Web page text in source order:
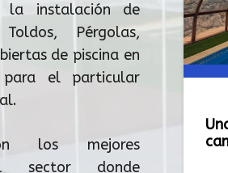
la instalación de
Pérgolas,
de piscina en
el particular
los mejores
sector donde